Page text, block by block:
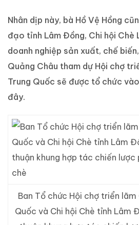
Nhân dịp này, bà Hồ Vệ Hồng
đạo tỉnh Lâm Đồng, Chi hội Chè
doanh nghiệp sản xuất, chế
Quảng Châu tham dự Hội chợ
Trung Quốc sẽ được tổ chức
đây.
Ban Tổ chức Hội chợ triển
Quốc và Chi hội Chè tỉnh Lâm